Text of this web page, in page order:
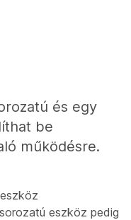
és egy
be
működésre.
eszköz pedig